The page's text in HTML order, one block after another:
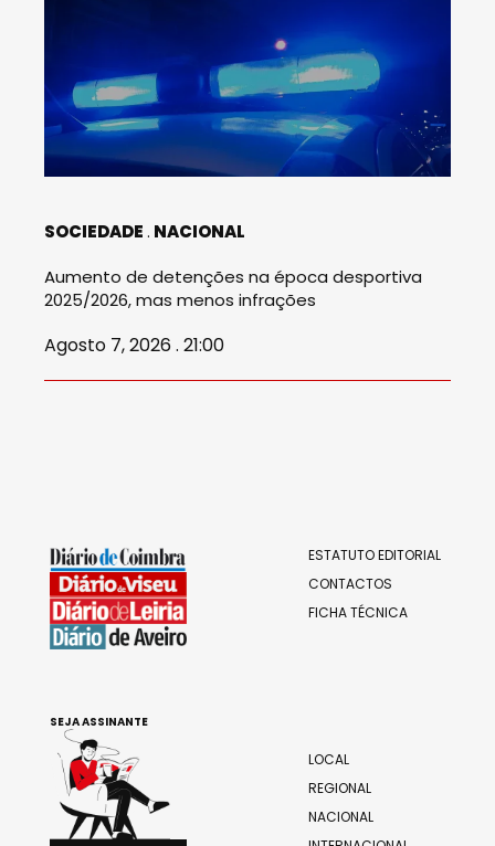
SOCIEDADE NACIONAL
Aumento de detenções na época desportiva
2025/2026, mas menos infrações
Agosto 7, 2026 . 21:00
ESTATUTO EDITORIAL
CONTACTOS
FICHA TÉCNICA
LOCAL
REGIONAL
NACIONAL
SEJA ASSINANTE